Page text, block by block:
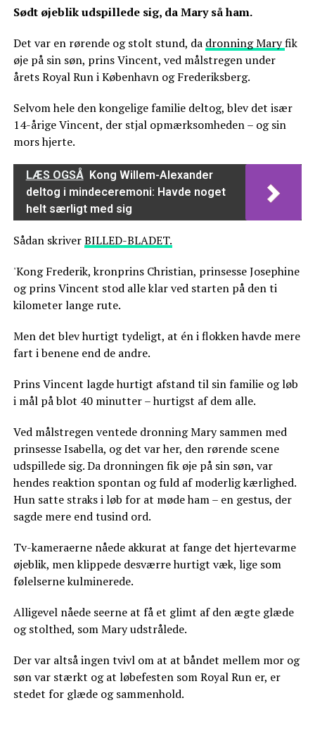
Sødt øjeblik udspillede sig, da Mary så ham.
Det var en rørende og stolt stund, da dronning Maryfik
øje på sin søn, prins Vincent, ved målstregen under
årets Royal Run i København og Frederiksberg.
Selvom hele den kongelige familie deltog, blev det især
14-årige Vincent, der stjal opmærksomheden – og sin
mors hjerte.
LÆS OGSÅ Kong Willem-Alexander
deltog i mindeceremoni: Havde noget
helt særligt med sig
Sådan skriverBILLED-BLADET.
'Kong Frederik, kronprins Christian, prinsesse Josephine
og prins Vincent stod alle klar ved starten på den ti
kilometer lange rute.
Men det blev hurtigt tydeligt, at én i flokken havde mere
fart i benene end de andre.
Prins Vincent lagde hurtigt afstand til sin familie og løb
i mål på blot 40 minutter – hurtigst af dem alle.
Ved målstregen ventede dronning Mary sammen med
prinsesse Isabella, og det var her, den rørende scene
udspillede sig. Da dronningen fik øje på sin søn, var
hendes reaktion spontan og fuld af moderlig kærlighed.
Hun satte straks i løb for at møde ham – en gestus, der
sagde mere end tusind ord.
Tv-kameraerne nåede akkurat at fange det hjertevarme
øjeblik, men klippede desværre hurtigt væk, lige som
følelserne kulminerede.
Alligevel nåede seerne at få et glimt af den ægte glæde
og stolthed, som Mary udstrålede.
Der var altså ingen tvivl om at at båndet mellem mor og
søn var stærkt og at løbefesten som Royal Run er, er
stedet for glæde og sammenhold.